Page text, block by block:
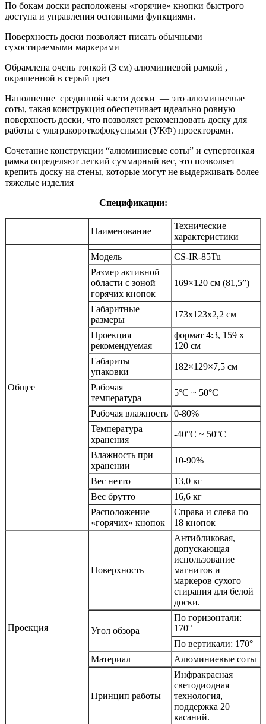
По бокам доски расположены «горячие» кнопки быстрого
доступа и управления основными функциями.
Поверхность доски позволяет писать обычными
сухостираемыми маркерами
Обрамлена очень тонкой (3 см) алюминиевой рамкой ,
окрашенной в серый цвет
Наполнение срединной части доски — это алюминиевые
соты, такая конструкция обеспечивает идеально ровную
поверхность доски, что позволяет рекомендовать доску для
работы с ультракороткофокусными (УКФ) проекторами.
Сочетание конструкции “алюминиевые соты” и супертонкая
рамка определяют легкий суммарный вес, это позволяет
крепить доску на стены, которые могут не выдерживать более
тяжелые изделия
Спецификации:
Наименование
Технические
характеристики
Общее
Модель
CS-IR-85Tu
Размер активной
области с зоной
горячих кнопок
169×120 см (81,5”)
Габаритные
размеры
173x123x2,2 см
Проекция
рекомендуемая
формат 4:3, 159 x
120 см
Габариты
упаковки
182×129×7,5 см
Рабочая
температура
5°C ~ 50°C
Рабочая влажность 0-80%
Температура
хранения
-40°C ~ 50°C
Влажность при
хранении
10-90%
Вес нетто
13,0 кг
Вес брутто
16,6 кг
Расположение
«горячих» кнопок
Справа и слева по
18 кнопок
Проекция
Поверхность
Антибликовая,
допускающая
использование
магнитов и
маркеров сухого
стирания для белой
доски.
Угол обзора
По горизонтали:
170°
По вертикали: 170°
Материал
Алюминиевые соты
Принцип работы
Инфракрасная
светодиодная
технология,
поддержка 20
касаний.